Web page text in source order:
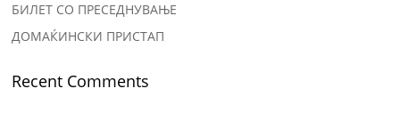
БИЛЕТ СО ПРЕСЕДНУВАЊЕ
ДОМАЌИНСКИ ПРИСТАП
Recent Comments